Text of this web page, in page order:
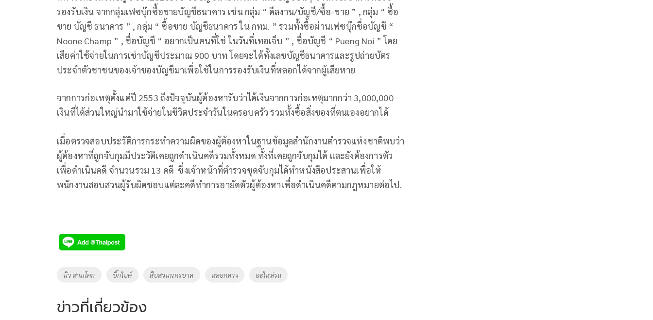
รองรับเงิน จากกลุ่มเฟซบุ๊กซื้อขายบัญชีธนาคาร เช่น กลุ่ม “ ดีลงาน/บัญชี/ซื้อ-ขาย ” , กลุ่ม “ ซื้อ
ขาย บัญชี ธนาคาร ” , กลุ่ม “ ซื้อขาย บัญชีธนาคาร ใน กทม. ” รวมทั้งซื้อผ่านเฟซบุ๊กชื่อบัญชี “
Noone Champ ” , ชื่อบัญชี “ อยากเป็นคนที่ใช่ ในวันที่เทอเจ็บ ” , ชื่อบัญชี “ Pueng Noi ” โดย
เสียค่าใช้จ่ายในการเช่าบัญชีประมาณ 900 บาท โดยจะได้ทั้งเลขบัญชีธนาคารและรูปถ่ายบัตร
ประจำตัวชาชนของเจ้าของบัญชีมาเพื่อใช้ในการรองรับเงินที่หลอกได้จากผู้เสียหาย
จากการก่อเหตุตั้งแต่ปี 2553 ถึงปัจจุบันผู้ต้องหารับว่าได้เงินจากการก่อเหตุมากกว่า 3,000,000
เงินที่ได้ส่วนใหญ่นำมาใช้จ่ายในชีวิตประจำวันในครอบครัว รวมทั้งซื้อสิ่งของที่ตนเองอยากได้
เมื่อตรวจสอบประวัติการกระทำความผิดของผู้ต้องหาในฐานข้อมูลสำนักงานตำรวจแห่งชาติพบว่า
ผู้ต้องหาที่ถูกจับกุมมีประวัติเคยถูกดำเนินคดีรวมทั้งหมด ทั้งที่เคยถูกจับกุมได้ และยังต้องการตัว
เพื่อดำเนินคดี จำนวนรวม 13 คดี ซี่งเจ้าหน้าที่ตำรวจชุดจับกุมได้ทำหนังสือประสานเพื่อให้
พนักงานสอบสวนผู้รับผิดชอบแต่ละคดีทำการอายัดตัวผู้ต้องหาเพื่อดำเนินคดีตามกฎหมายต่อไป.
Tags
นิว สามโคก บิ๊กไบค์ สืบสวนนครบาล หลอกลวง อะไหล่รถ
ข่าวที่เกี่ยวข้อง